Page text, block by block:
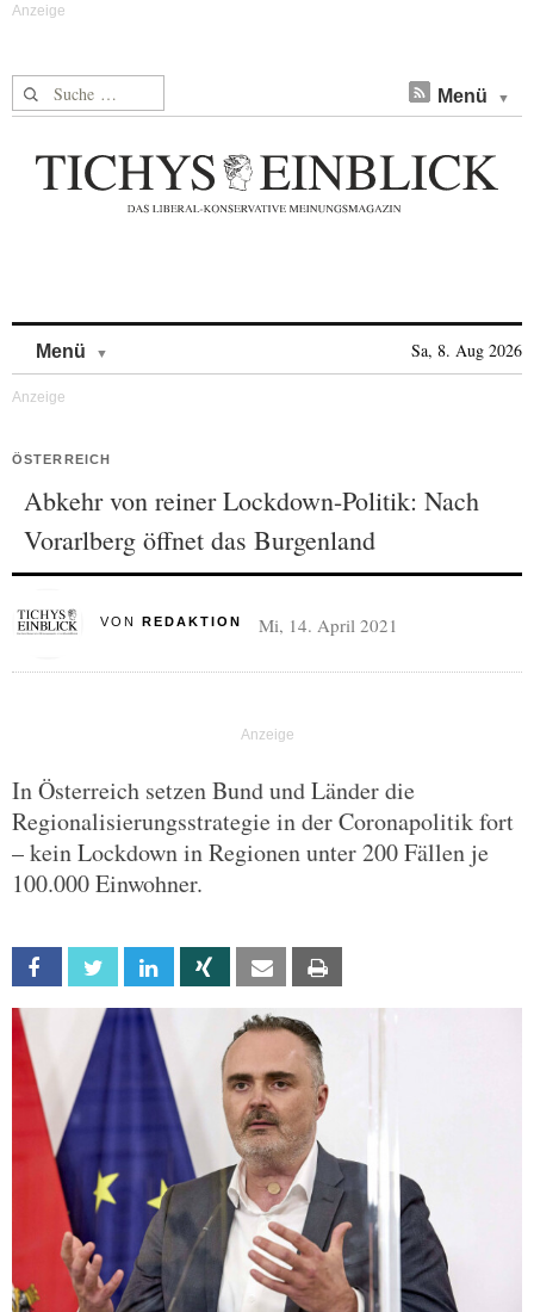
Suche nach: Menü
Menü Sa, 8. Aug 2026
ÖSTERREICH
Abkehr von reiner Lockdown-Politik: Nach
Vorarlberg öffnet das Burgenland
VON REDAKTION Mi, 14. April 2021
In Österreich setzen Bund und Länder die
Regionalisierungsstrategie in der Coronapolitik fort
– kein Lockdown in Regionen unter 200 Fällen je
100.000 Einwohner.
Facebook Twitter Linkedin Xing Email